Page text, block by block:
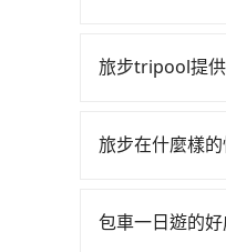
1,550元，費時
可能的每小時
圾或者撞凹的
上下車地點仍有
到車，也可考
車的難度是雙
旅步tripool提
司機以外，從
旅步在什麼樣
訂購時填寫的
包車一日遊的